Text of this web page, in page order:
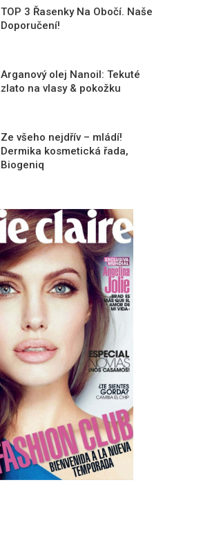
TOP 3 Řasenky Na Obočí. Naše
Doporučení!
Arganový olej Nanoil: Tekuté
zlato na vlasy & pokožku
Ze všeho nejdřív – mládí!
Dermika kosmetická řada,
Biogeniq